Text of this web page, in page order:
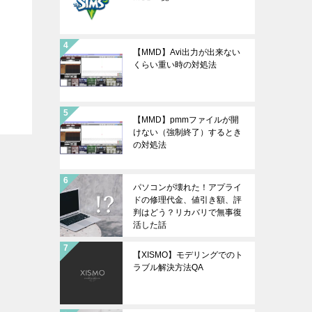
【MMD】Avi出力が出来ない
くらい重い時の対処法
【MMD】pmmファイルが開
けない（強制終了）するとき
の対処法
パソコンが壊れた！アプライ
ドの修理代金、値引き額、評
判はどう？リカバリで無事復
活した話
【XISMO】モデリングでのト
ラブル解決方法QA